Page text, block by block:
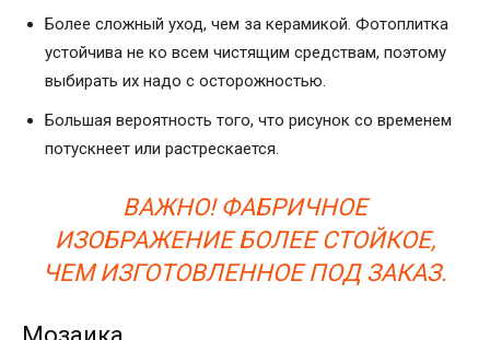
Более сложный уход, чем за керамикой. Фотоплитка
устойчива не ко всем чистящим средствам, поэтому
выбирать их надо с осторожностью.
Большая вероятность того, что рисунок со временем
потускнеет или растрескается.
ВАЖНО! ФАБРИЧНОЕ
ИЗОБРАЖЕНИЕ БОЛЕЕ СТОЙКОЕ,
ЧЕМ ИЗГОТОВЛЕННОЕ ПОД ЗАКАЗ.